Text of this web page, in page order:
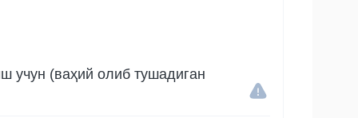
учун (ваҳий олиб тушадиган